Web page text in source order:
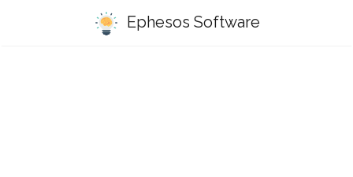
Ephesos Software